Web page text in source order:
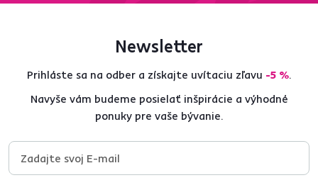
Newsletter
Prihláste sa na odber a získajte uvítaciu zľavu -5 %.
Navyše vám budeme posielať inšpirácie a výhodné
ponuky pre vaše bývanie.